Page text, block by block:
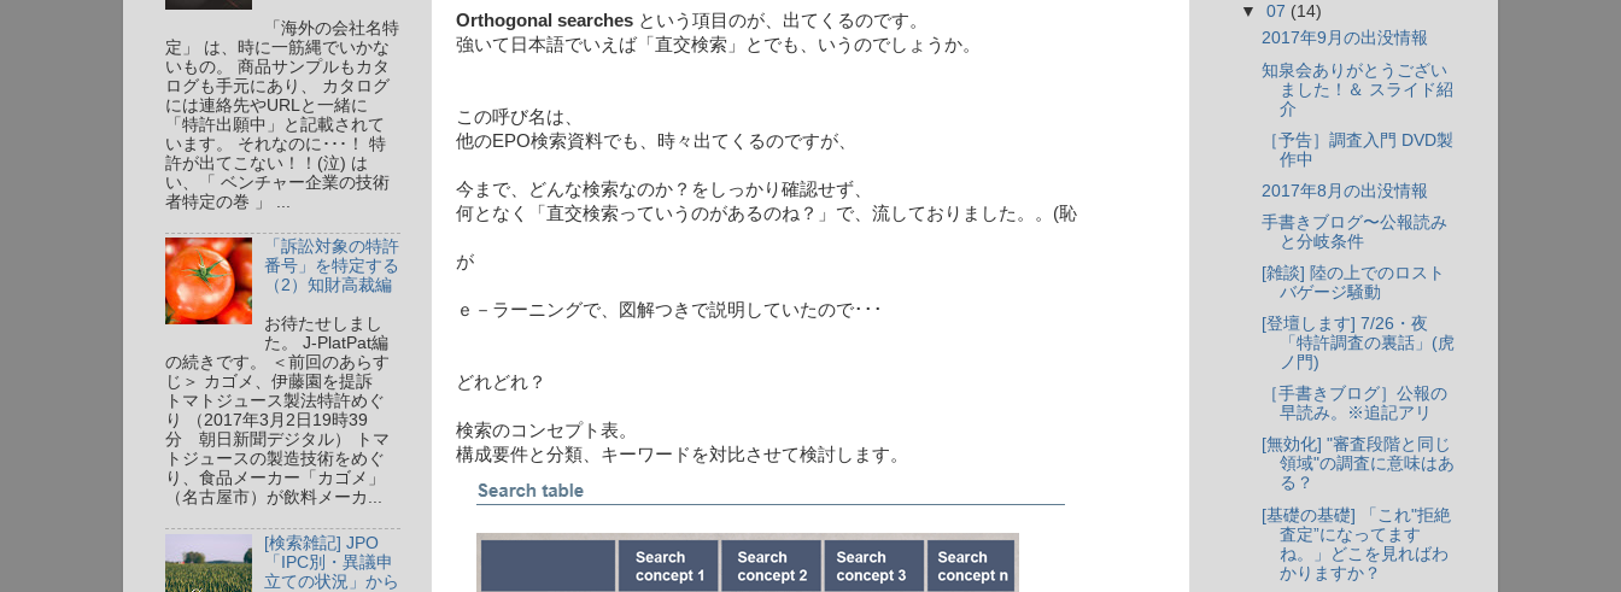
Orthogonal searches という項目のが、出てくるのです。
強いて日本語でいえば「直交検索」とでも、いうのでしょうか。
この呼び名は、
他のEPO検索資料でも、時々出てくるのですが、
今まで、どんな検索なのか？をしっかり確認せず、
何となく「直交検索っていうのがあるのね？」で、流しておりました。。(恥
が
ｅ－ラーニングで、図解つきで説明していたので･･･
どれどれ？
検索のコンセプト表。
構成要件と分類、キーワードを対比させて検討します。
「海外の会社名特
定」 は、時に一筋縄でいかな
いもの。 商品サンプルもカタ
ログも手元にあり、 カタログ
には連絡先やURLと一緒に
「特許出願中」と記載されて
います。 それなのに･･･！ 特
許が出てこない！！(泣) は
い、「 ベンチャー企業の技術
者特定の巻 」 ...
「訴訟対象の特許
番号」を特定する
（2）知財高裁編
お待たせしまし
た。 J-PlatPat編
の続きです。 ＜前回のあらす
じ＞ カゴメ、伊藤園を提訴
トマトジュース製法特許めぐ
り （2017年3月2日19時39
分 朝日新聞デジタル） トマ
トジュースの製造技術をめぐ
り、食品メーカー「カゴメ」
（名古屋市）が飲料メーカ...
[検索雑記] JPO
「IPC別・異議申
立ての状況」から
▼07 (14)
2017年9月の出没情報
知泉会ありがとうござい
ました！＆ スライド紹
介
［予告］調査入門 DVD製
作中
2017年8月の出没情報
手書きブログ〜公報読み
と分岐条件
[雑談] 陸の上でのロスト
バゲージ騒動
[登壇します] 7/26・夜
「特許調査の裏話」(虎
ノ門)
［手書きブログ］公報の
早読み。※追記アリ
[無効化] "審査段階と同じ
領域"の調査に意味はあ
る？
[基礎の基礎] 「これ"拒絶
査定”になってます
ね。」どこを見ればわ
かりますか？